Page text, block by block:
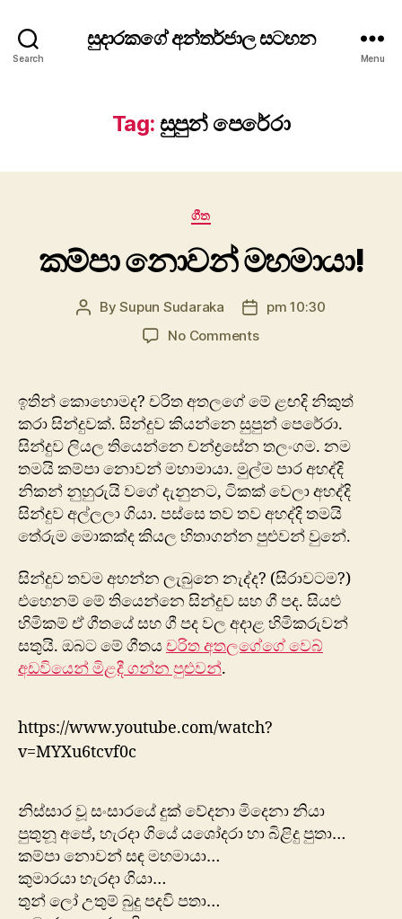
Search
සුදාරකගේ අන්තර්ජාල සටහන
Menu
Tag: සුපුන් පෙරේරා
Categories
ගීත
කම්පා නොවන් මහමායා!
PostBySupun Sudaraka
Postpm 10:30
No Commentson
මහමායා!
ඉතින් කොහොමද? චරිත අතලගේ මේ ළඟදි නිකුත්
කරා සින්දුවක්. සින්දුව කියන්නෙ සුපුන් පෙරේරා.
සින්දුව ලියල තියෙන්නෙ චන්ද්‍රසේන තලංගම. නම
තමයි කම්පා නොවන් මහාමායා. මුල්ම පාර අහද්දි
නිකන් නුහුරුයි වගේ දැනුනට, ටිකක් වෙලා අහද්දි
සින්දුව අල්ලලා ගියා. පස්සෙ තව තව අහද්දි තමයි
තේරුම මොකක්ද කියල හිතාගන්න පුළුවන් වුනේ.
සින්දුව තවම අහන්න ලැබුනෙ නැද්ද? (සිරාවටම?)
එහෙනම් මේ තියෙන්නෙ සින්දුව සහ ගී පද. සියළු
හිමිකම් ඒ ගීතයේ සහ ගී පද වල අදාළ හිමිකරුවන්
සතුයි. ඔබට මේ ගීතයචරිත අතලගේගේ වෙබ්
අඩවියෙන් මිළදී ගන්න පුළුවන්.
https://www.youtube.com/watch?
v=MYXu6tcvf0c
නිස්සාර වූ සංසාරයේ දුක් වේදනා මිදෙනා නියා
පුතුනූ අපේ, හැරදා ගියේ යශෝදරා හා බිළිදු පුතා…
කම්පා නොවන් සඳ මහමායා…
කුමාරයා හැරදා ගියා…
තුන්​ ලෝ උතුම් බුදු පදවි පතා…